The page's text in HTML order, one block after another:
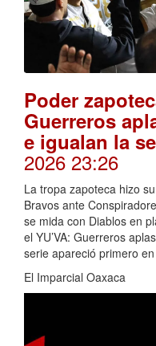
Poder
Guerreros
e igualan la
2026 23:26
La tropa zapoteca hizo
Bravos ante
se mida con Diablos en
el YU’VA: Guerreros
serie apareció primero
El Imparcial Oaxaca